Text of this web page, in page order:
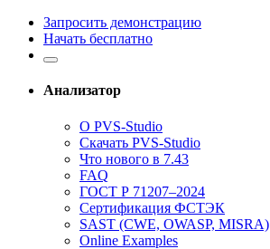
Запросить демонстрацию
Начать бесплатно
Анализатор
О PVS-Studio
Скачать PVS-Studio
Что нового в 7.43
FAQ
ГОСТ Р 71207–2024
Сертификация ФСТЭК
SAST (CWE, OWASP, MISRA)
Online Examples